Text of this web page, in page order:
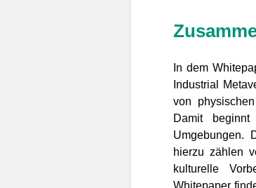
In dem
Industrial
von
Damit
Umgebungen.
hierzu zählen
kulturelle
Whitepaper